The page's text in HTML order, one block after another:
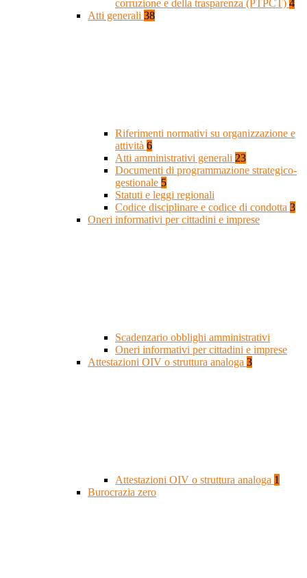
corruzione e della trasparenza (PTPCT) 4
Atti generali 38
Riferimenti normativi su organizzazione e
attività 6
Atti amministrativi generali 23
Documenti di programmazione strategico-
gestionale 5
Statuti e leggi regionali
Codice disciplinare e codice di condotta 3
Oneri informativi per cittadini e imprese
Scadenzario obblighi amministrativi
Oneri informativi per cittadini e imprese
Attestazioni OIV o struttura analoga 3
Attestazioni OIV o struttura analoga 1
Burocrazia zero